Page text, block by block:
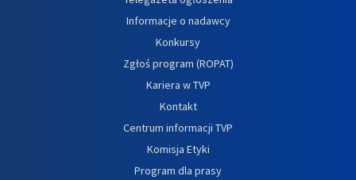
Informacje o nadawcy
Konkursy
Zgłoś program (ROPAT)
Kariera w TVP
Kontakt
Centrum informacji TVP
Komisja Etyki
Program dla prasy